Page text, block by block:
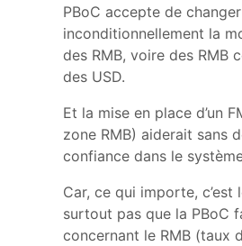
PBoC accepte de changer
inconditionnellement la
des RMB, voire des RMB
des USD.
Et la mise en place d’un
zone RMB) aiderait sans
confiance dans le
Car, ce qui importe, c’est
surtout pas que la PBoC
concernant le RMB (taux